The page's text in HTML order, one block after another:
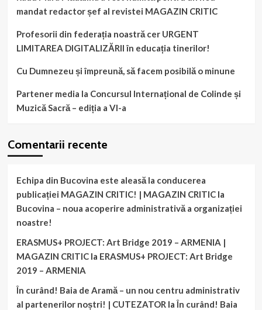
mandat redactor șef al revistei MAGAZIN CRITIC
Profesorii din federația noastră cer URGENT
LIMITAREA DIGITALIZĂRII în educația tinerilor!
Cu Dumnezeu și împreună, să facem posibilă o minune
Partener media la Concursul Internațional de Colinde și
Muzică Sacră – ediția a VI-a
Comentarii recente
Echipa din Bucovina este aleasă la conducerea
publicației MAGAZIN CRITIC! | MAGAZIN CRITICla
Bucovina – noua acoperire administrativă a organizației
noastre!
ERASMUS+ PROJECT: Art Bridge 2019 – ARMENIA |
MAGAZIN CRITICla ERASMUS+ PROJECT: Art Bridge
2019 – ARMENIA
În curând! Baia de Aramă – un nou centru administrativ
al partenerilor noștri! | CUTEZATOR laÎn curând! Baia